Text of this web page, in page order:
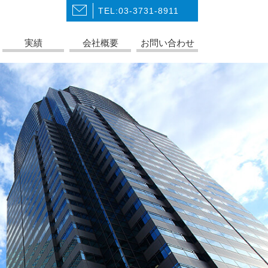
実績 会社概要 お問い合わせ
TEL:03-3731-8911